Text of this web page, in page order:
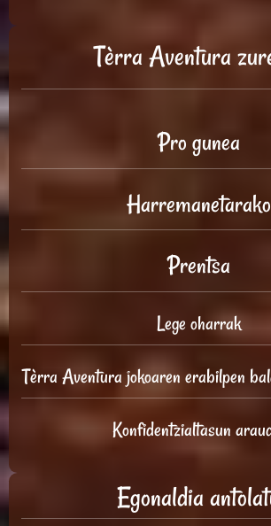
Tèrra Aventura
Pro gunea
Harremanetarako
Prentsa
Lege oharrak
Tèrra Aventura jokoaren erabilpen
Konfidentzialtasun
Egonaldia